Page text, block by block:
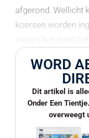
afgerond. Wellicht
koersen worden
slagen het goed
WORD
Dit artikel is
Onder Een
overweegt